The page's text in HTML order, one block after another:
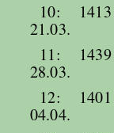
10:
21.03.
1413
11:
28.03.
1439
12:
04.04.
1401